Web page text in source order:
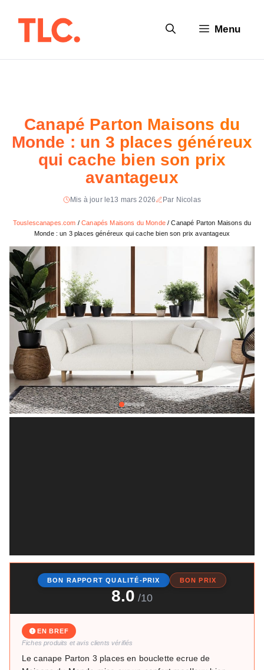
Menu
Canapé Parton Maisons du
Monde : un 3 places généreux
qui cache bien son prix
avantageux
Mis à jour le13 mars 2026 Par Nicolas
Touslescanapes.com /Canapés Maisons du Monde/Canapé Parton Maisons du
Monde : un 3 places généreux qui cache bien son prix avantageux
BON RAPPORT QUALITÉ-PRIX BON PRIX
8.0 /10
EN BREF
Fiches produits et avis clients vérifiés
Le canape Parton 3 places en bouclette ecrue de